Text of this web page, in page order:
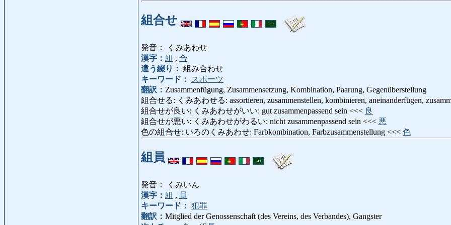
組合せ
発音： くみあわせ
漢字： 組 , 合
違う綴り： 組み合わせ
キーワード：
スポーツ
翻訳： Zusammenfügung, Zusammensetzung, Kombination, Paarung, Gegenüberstellung
組合せる: くみあわせる: assortieren, zusammenstellen, kombinieren, aneinanderfügen,
組合せが良い: くみあわせがいい: gut zusammenpassend sein <<< 良
組合せが悪い: くみあわせがわるい: nicht zusammenpassend sein <<< 悪
色の組合せ: いろのくみあわせ: Farbkombination, Farbzusammenstellung <<< 色
組員
発音： くみいん
漢字： 組 , 員
キーワード： 犯罪
翻訳： Mitglied der Genossenschaft (des Vereins, des Verbandes), Gangster